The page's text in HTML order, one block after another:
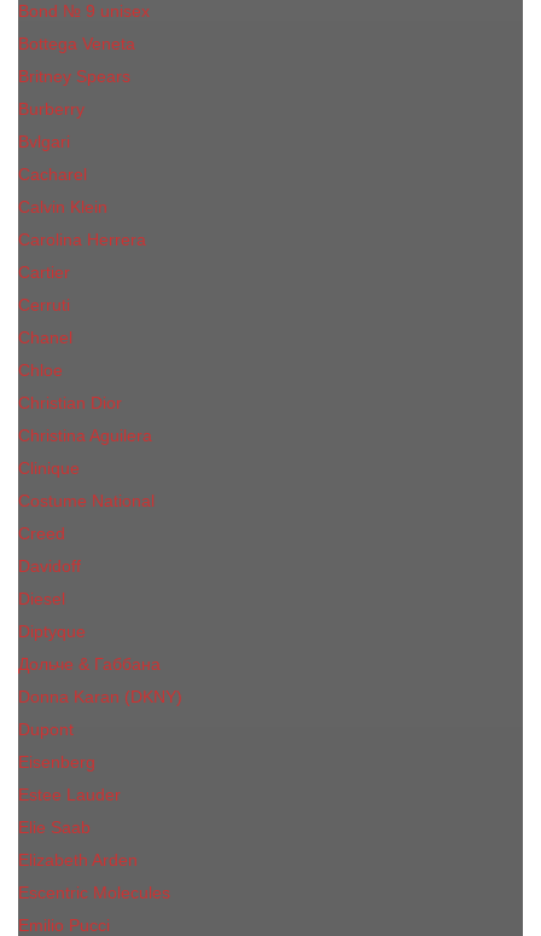
Bond № 9 unisex
Bottega Veneta
Britney Spears
Burberry
Bvlgari
Cacharel
Calvin Klein
Carolina Herrera
Cartier
Cerruti
Сhanеl
Chloe
Christian Dior
Christina Aguilera
Сliniquе
Costume National
Creed
Davidoff
Diesel
Diptyque
Дольче & Габбана
Donna Karan (DKNY)
Dupont
Eisenberg
Еsteе Lаudеr
Elie Saab
Elizabeth Arden
Escentric Molecules
Emilio Pucci